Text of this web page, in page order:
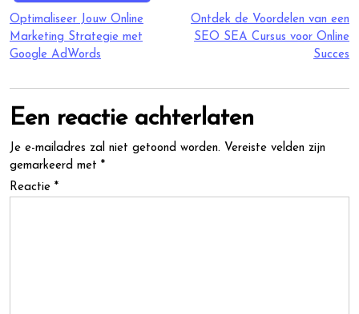
Berichtnavigatie
Optimaliseer Jouw Online
Marketing Strategie met
Google AdWords
Ontdek de Voordelen van een
SEO SEA Cursus voor Online
Succes
Een reactie achterlaten
Je e-mailadres zal niet getoond worden. Vereiste velden zijn
gemarkeerd met *
Reactie *